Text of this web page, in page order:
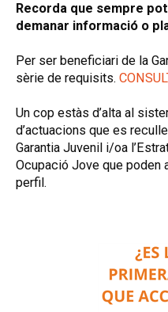
Recorda que sempre
demanar informació o
Per ser beneficiari de la
sèrie de requisits.
Un cop estàs d’alta al
d’actuacions que es
Garantia Juvenil i/oa
Ocupació Jove que poden
perfil.